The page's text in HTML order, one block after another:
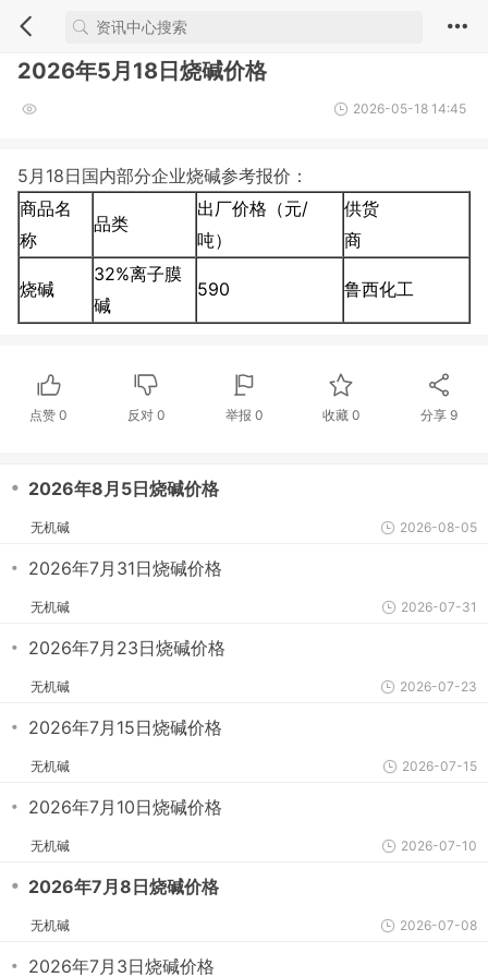
2026年5月18日烧碱价格
2026-05-18 14:45
5月18日国内部分企业烧碱参考报价：
商品名
称
品类
出厂价格（元/
吨）
供货
商
烧碱
32%离子膜
碱
590 鲁西化工
点赞0 反对 0 举报 0 收藏 0 分享9
・ 2026年8月5日烧碱价格
无机碱 2026-08-05
・ 2026年7月31日烧碱价格
无机碱 2026-07-31
・ 2026年7月23日烧碱价格
无机碱 2026-07-23
・ 2026年7月15日烧碱价格
无机碱 2026-07-15
・ 2026年7月10日烧碱价格
无机碱 2026-07-10
・ 2026年7月8日烧碱价格
无机碱 2026-07-08
・ 2026年7月3日烧碱价格